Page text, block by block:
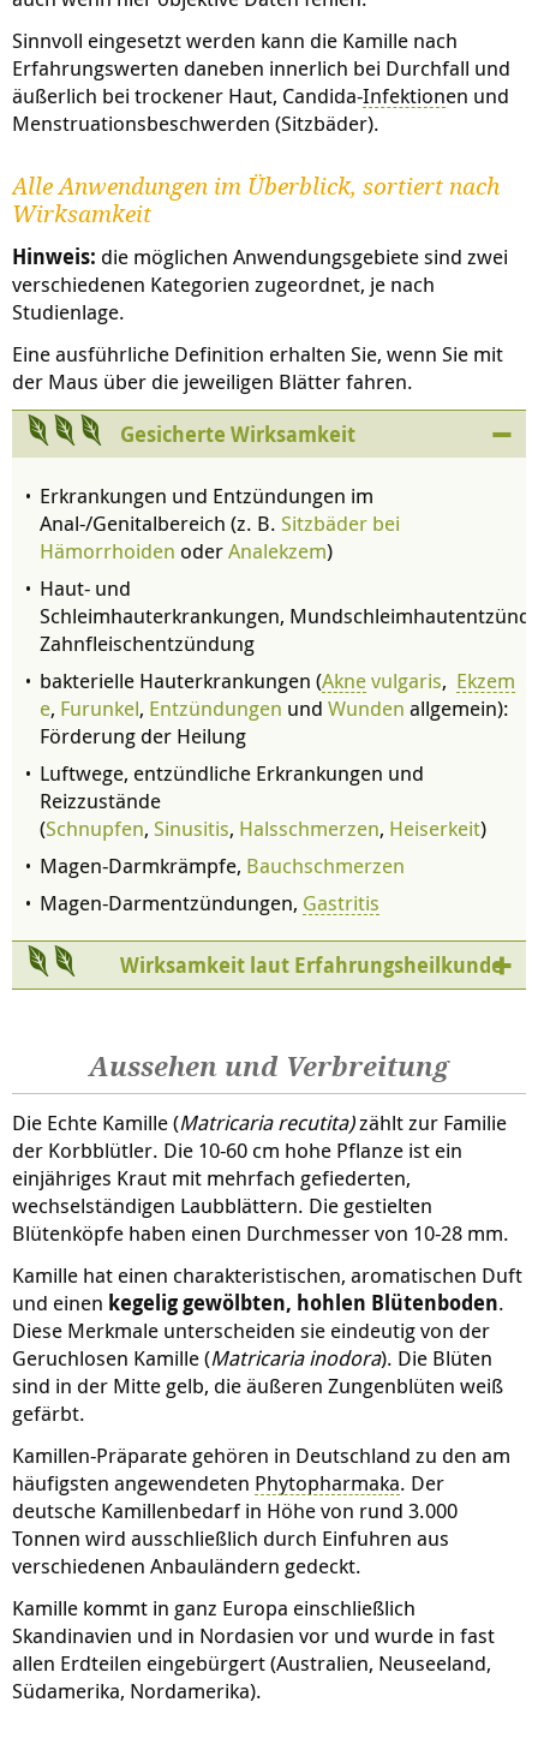
Sinnvoll eingesetzt werden kann die Kamille nach
Erfahrungswerten daneben innerlich bei Durchfall und
äußerlich bei trockener Haut, Candida-Infektionen und
Menstruationsbeschwerden (Sitzbäder).
Alle Anwendungen im Überblick, sortiert nach
Wirksamkeit
Hinweis: die möglichen Anwendungsgebiete sind zwei
verschiedenen Kategorien zugeordnet, je nach
Studienlage.
Eine ausführliche Definition erhalten Sie, wenn Sie mit
der Maus über die jeweiligen Blätter fahren.
Gesicherte Wirksamkeit
Erkrankungen und Entzündungen im
Anal-/Genitalbereich (z. B. Sitzbäder bei
Hämorrhoiden oderAnalekzem)
Haut- und
Schleimhauterkrankungen,
Zahnfleischentzündung
bakterielle Hauterkrankungen (Aknevulgaris, Ekzem
e, Furunkel, Entzündungen und Wunden allgemein):
Förderung der Heilung
Luftwege, entzündliche Erkrankungen und
Reizzustände
(Schnupfen, Sinusitis, Halsschmerzen, Heiserkeit)
Magen-Darmkrämpfe, Bauchschmerzen
Magen-Darmentzündungen, Gastritis
Wirksamkeit laut Erfahrungsheilkunde
Aussehen und Verbreitung
Die Echte Kamille (Matricaria recutita)zählt zur Familie
der Korbblütler. Die 10-60 cm hohe Pflanze ist ein
einjähriges Kraut mit mehrfach gefiederten,
wechselständigen Laubblättern. Die gestielten
Blütenköpfe haben einen Durchmesser von 10-28 mm.
Kamille hat einen charakteristischen, aromatischen Duft
und einen kegelig gewölbten, hohlen Blütenboden.
Diese Merkmale unterscheiden sie eindeutig von der
Geruchlosen Kamille (Matricaria inodora). Die Blüten
sind in der Mitte gelb, die äußeren Zungenblüten weiß
gefärbt.
Kamillen-Präparate gehören in Deutschland zu den am
häufigsten angewendeten Phytopharmaka. Der
deutsche Kamillenbedarf in Höhe von rund 3.000
Tonnen wird ausschließlich durch Einfuhren aus
verschiedenen Anbauländern gedeckt.
Kamille kommt in ganz Europa einschließlich
Skandinavien und in Nordasien vor und wurde in fast
allen Erdteilen eingebürgert (Australien, Neuseeland,
Südamerika, Nordamerika).